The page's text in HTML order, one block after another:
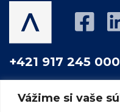
Vážime si vaše
+421 917 245 000